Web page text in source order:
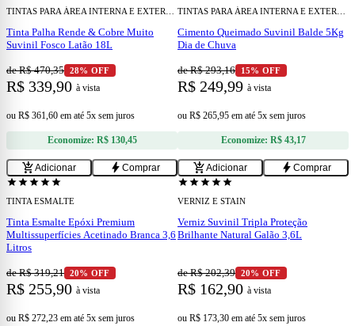
Tinta Palha Rende & Cobre Muito
Suvinil Fosco Latão 18L
de R$ 470,35 28% OFF
R$ 339,90 à vista
ou R$ 361,60 em até 5x sem juros
Economize: R$ 130,45
add_shopping_cartAdicionar bolt Comprar
Cimento Queimado Suvinil Balde 5Kg
Dia de Chuva
de R$ 293,16 15% OFF
R$ 249,99 à vista
ou R$ 265,95 em até 5x sem juros
Economize: R$ 43,17
add_shopping_cartAdicionar bolt Comprar
add
starstarstarstarstar
TINTA ESMALTE
Tinta Esmalte Epóxi Premium
Multissuperfícies Acetinado Branca 3,6
Litros
de R$ 319,21 20% OFF
R$ 255,90 à vista
ou R$ 272,23 em até 5x sem juros
add
starstarstarstarstar
VERNIZ E STAIN
Verniz Suvinil Tripla Proteção
Brilhante Natural Galão 3,6L
de R$ 202,39 20% OFF
R$ 162,90 à vista
ou R$ 173,30 em até 5x sem juros